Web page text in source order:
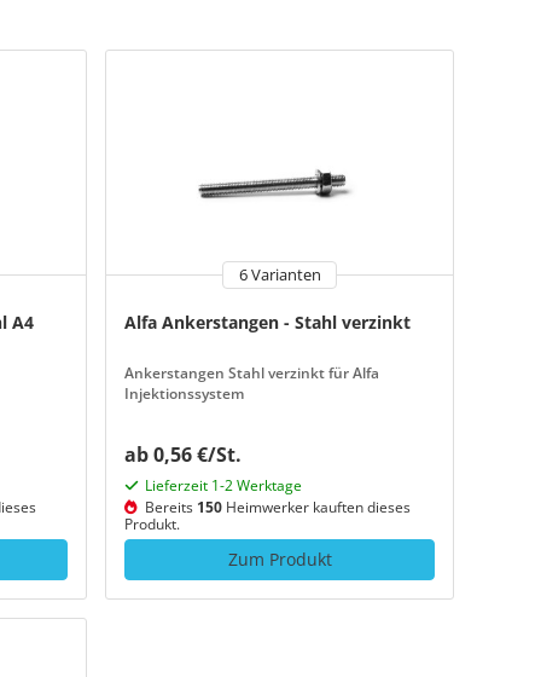
A4
6 Varianten
Alfa Ankerstangen - Stahl verzinkt
Ankerstangen Stahl verzinkt für Alfa
Injektionssystem
ab 0,56 €/St.
Lieferzeit 1-2 Werktage
Bereits 150 Heimwerker kauften dieses
Produkt.
Zum Produkt